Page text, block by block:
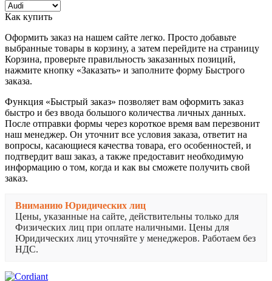
Как купить
Оформить заказ на нашем сайте легко. Просто добавьте
выбранные товары в корзину, а затем перейдите на страницу
Корзина, проверьте правильность заказанных позиций,
нажмите кнопку «Заказать» и заполните форму Быстрого
заказа.
Функция «Быстрый заказ» позволяет вам оформить заказ
быстро и без ввода большого количества личных данных.
После отправки формы через короткое время вам перезвонит
наш менеджер. Он уточнит все условия заказа, ответит на
вопросы, касающиеся качества товара, его особенностей, и
подтвердит ваш заказ, а также предоставит необходимую
информацию о том, когда и как вы сможете получить свой
заказ.
Вниманию Юридических лиц
Цены, указанные на сайте, действительны только для
Физических лиц при оплате наличными. Цены для
Юридических лиц уточняйте у менеджеров. Работаем без
НДС.